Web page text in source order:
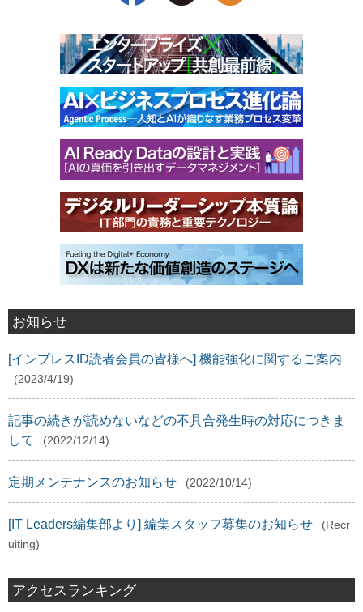
お知らせ
[インプレスID読者会員の皆様へ] 機能強化に関するご案内
(2023/4/19)
記事の続きが読めないなどの不具合発生時の対応につきま
して
(2022/12/14)
定期メンテナンスのお知らせ (2022/10/14)
[IT Leaders編集部より] 編集スタッフ募集のお知らせ
(Recr
uiting)
アクセスランキング